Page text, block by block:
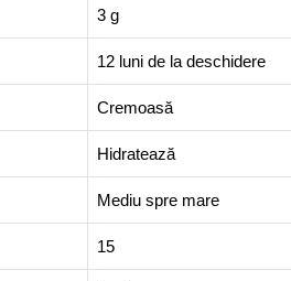
3 g
12 luni de la deschidere
Cremoasă
Hidratează
Mediu spre mare
15